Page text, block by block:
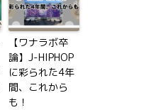
【ワナラボ卒
論】J-HIPHOP
に彩られた4年
間、これから
も！